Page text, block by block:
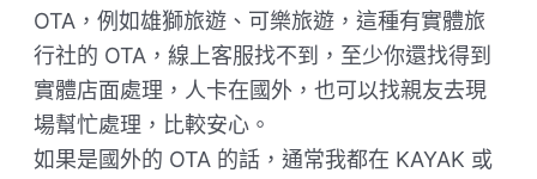
OTA，例如雄獅旅遊、可樂旅遊，這種有實體旅
行社的 OTA，線上客服找不到，至少你還找得到
實體店面處理，人卡在國外，也可以找親友去現
場幫忙處理，比較安心。
如果是國外的 OTA 的話，通常我都在 KAYAK 或